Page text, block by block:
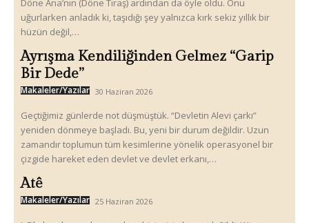
Döne Ana’nın (Döne Tıraş) ardından da öyle oldu. Onu
uğurlarken anladık ki, taşıdığı şey yalnızca kırk sekiz yıllık bir
hüzün değil,…
Ayrışma Kendiliğinden Gelmez “Garip
Bir Dede”
Makaleler/Yazılar 30 Haziran 2026
Geçtiğimiz günlerde not düşmüştük. “Devletin Alevi çarkı”
yeniden dönmeye başladı. Bu, yeni bir durum değildir. Uzun
zamandır toplumun tüm kesimlerine yönelik operasyonel bir
çizgide hareket eden devlet ve devlet erkanı,…
Atê
Makaleler/Yazılar 25 Haziran 2026